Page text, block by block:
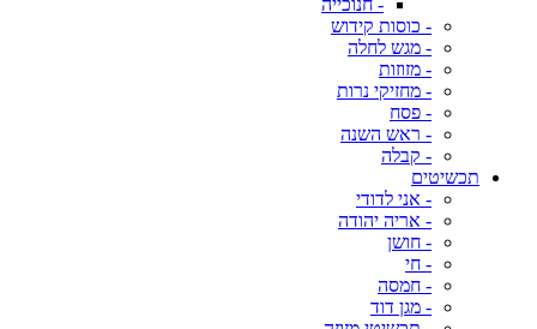
- חנוכייה
- כוסות קידוש
- מגש לחלה
- מזוזות
- מחזיקי נרות
- פסח
- ראש השנה
- קבלה
תכשיטים
- אני לדודי
- אריה יהודה
- חושן
- חי
- חמסה
- מגן דוד